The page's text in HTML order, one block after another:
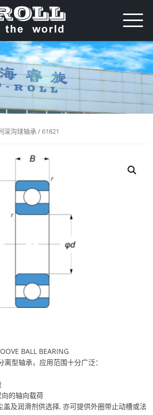
深沟球轴承/ 61821
BALL BEARING
型轴承，应用范围十分广泛：
的轴向载荷
及润滑剂供选择, 亦可提供外圈带止动槽或法